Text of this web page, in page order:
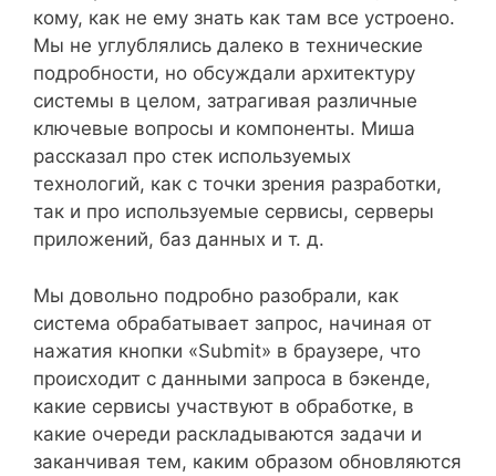
кому, как не ему знать как там все устроено.
Мы не углублялись далеко в технические
подробности, но обсуждали архитектуру
системы в целом, затрагивая различные
ключевые вопросы и компоненты. Миша
рассказал про стек используемых
технологий, как с точки зрения разработки,
так и про используемые сервисы, серверы
приложений, баз данных и т. д.
Мы довольно подробно разобрали, как
система обрабатывает запрос, начиная от
нажатия кнопки «Submit» в браузере, что
происходит с данными запроса в бэкенде,
какие сервисы участвуют в обработке, в
какие очереди раскладываются задачи и
заканчивая тем, каким образом обновляются